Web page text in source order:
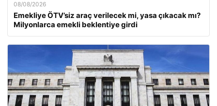
08/08/2026
Emekliye ÖTV’siz araç verilecek mi, yasa çıkacak mı?
Milyonlarca emekli beklentiye girdi